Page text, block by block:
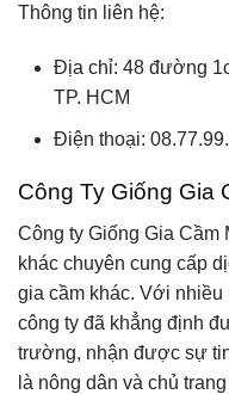
Thông tin liên hệ:
Địa chỉ: 48 đường
TP. HCM
Điện thoại:
Công Ty Giống Gia
Công ty Giống Gia Cầm
khác chuyên cung cấp
gia cầm khác. Với nhiều
công ty đã khẳng định
trường, nhận được sự
là nông dân và chủ